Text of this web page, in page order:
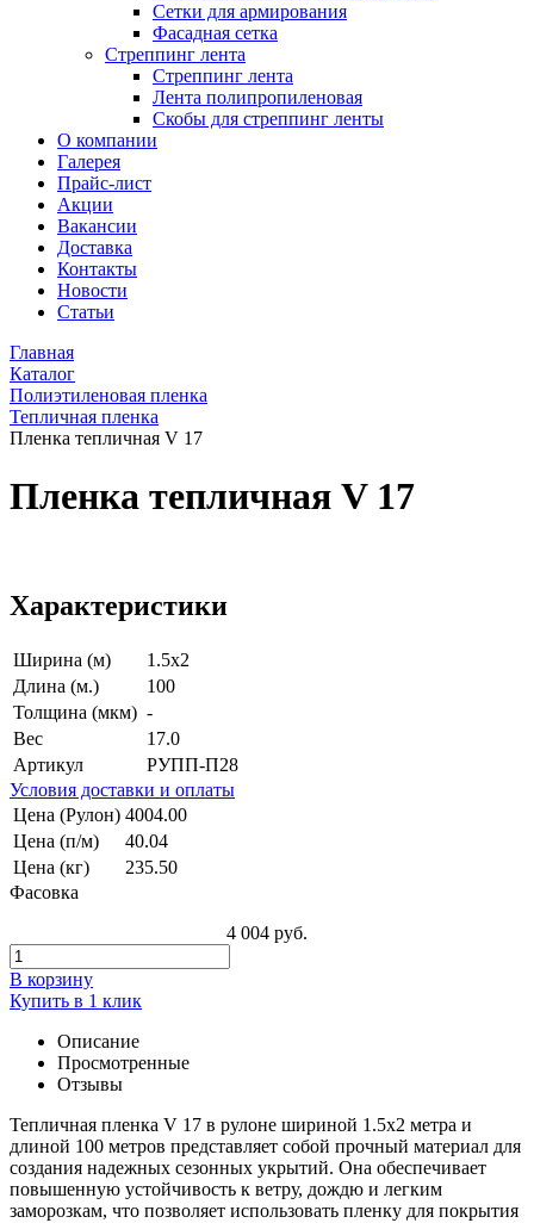
Сетки для армирования
Фасадная сетка
Стреппинг лента
Стреппинг лента
Лента полипропиленовая
Скобы для стреппинг ленты
О компании
Галерея
Прайс-лист
Акции
Вакансии
Доставка
Контакты
Новости
Статьи
Главная
Каталог
Полиэтиленовая пленка
Тепличная пленка
Пленка тепличная V 17
Пленка тепличная V 17
Характеристики
Ширина (м)
1.5х2
Длина (м.)
100
Толщина (мкм) -
Вес
17.0
Артикул
РУПП-П28
Условия доставки и оплаты
Цена (Рулон) 4004.00
Цена (п/м)
40.04
Цена (кг)
235.50
Фасовка
4 004 руб.
В корзину
Купить в 1 клик
Описание
Просмотренные
Отзывы
Тепличная пленка V 17 в рулоне шириной 1.5х2 метра и
длиной 100 метров представляет собой прочный материал для
создания надежных сезонных укрытий. Она обеспечивает
повышенную устойчивость к ветру, дождю и легким
заморозкам, что позволяет использовать пленку для покрытия